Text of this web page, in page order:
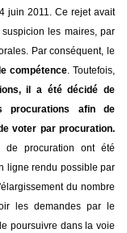
juin 2011. Ce rejet avait
les maires, par
Par conséquent, le
compétence. Toutefois,
il a été décidé de
procurations afin de
voter par procuration.
de procuration ont été
ligne rendu possible par
du nombre
les demandes par le
poursuivre dans la voie